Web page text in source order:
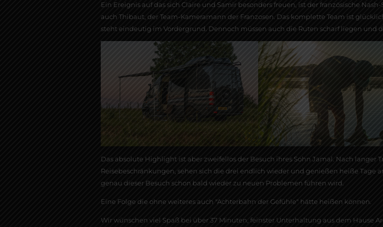
Ein Ereignis auf das sich Claire und Samir besonders freuen, ist der französische
auch Thibaut, der Team-Kameramann der Franzosen. Das komplette Team ist
steht eindeutig im Vordergrund. Dennoch müssen auch die Ruten scharf liegen und
Das absolute Highlight ist aber zweifellos der Besuch ihres Sohn Jamal. Nach langer
Reisebeschränkungen, sehen sich die drei endlich wieder und genießen heiße Tage
genau dieser Besuch schon bald wieder zu neuen Problemen führen wird.
Eine Folge die ohne weiteres auch "Achterbahn der Gefühle" hätte heißen können.
Wir wünschen viel Spaß bei über 37 Minuten, feinster Unterhaltung aus dem Hause